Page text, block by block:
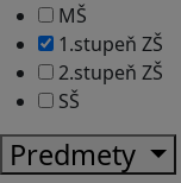
MŠ
1.stupeň ZŠ
2.stupeň ZŠ
SŠ
Predmety